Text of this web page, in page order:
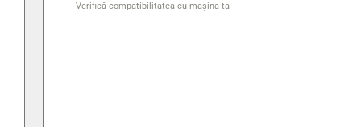
Verifică compatibilitatea cu mașina ta